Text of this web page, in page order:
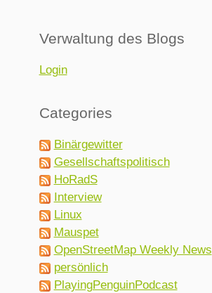
Verwaltung des Blogs
Login
Categories
Binärgewitter
Gesellschaftspolitisch
HoRadS
Interview
Linux
Mauspet
OpenStreetMap Weekly News
persönlich
PlayingPenguinPodcast